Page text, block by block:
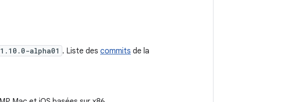
alpha01 . Liste des commits de la